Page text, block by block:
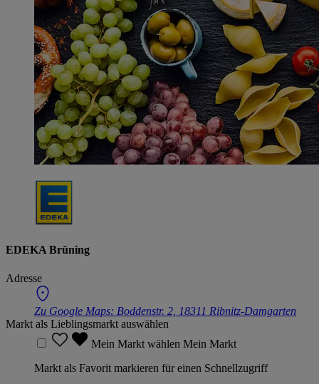
EDEKA Brüning
Adresse
Zu Google Maps: Boddenstr. 2, 18311 Ribnitz-Damgarten
Markt als Lieblingsmarkt auswählen
Mein Markt wählen Mein Markt
Markt als Favorit markieren für einen Schnellzugriff